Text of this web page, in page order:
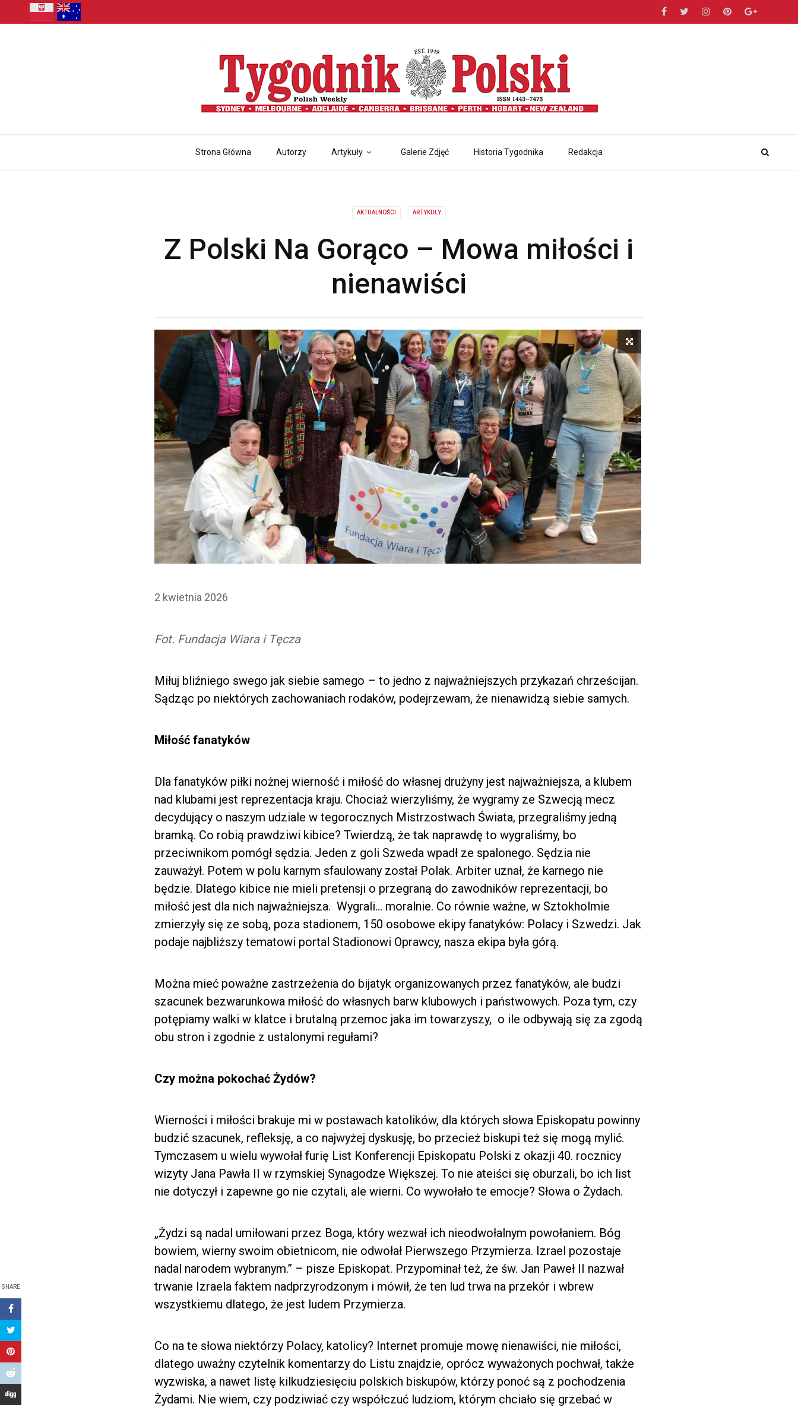
Strona Główna Autorzy Artykuły Galerie Zdjęć Historia Tygodnika Redakcja
AKTUALNOŚCI ARTYKUŁY
Z Polski Na Gorąco – Mowa miłości i
nienawiści
SHARE
2 kwietnia 2026
Fot. Fundacja Wiara i Tęcza
Miłuj bliźniego swego jak siebie samego – to jedno z najważniejszych przykazań chrześcijan.
Sądząc po niektórych zachowaniach rodaków, podejrzewam, że nienawidzą siebie samych.
Miłość fanatyków
Dla fanatyków piłki nożnej wierność i miłość do własnej drużyny jest najważniejsza, a klubem
nad klubami jest reprezentacja kraju. Chociaż wierzyliśmy, że wygramy ze Szwecją mecz
decydujący o naszym udziale w tegorocznych Mistrzostwach Świata, przegraliśmy jedną
bramką. Co robią prawdziwi kibice? Twierdzą, że tak naprawdę to wygraliśmy, bo
przeciwnikom pomógł sędzia. Jeden z goli Szweda wpadł ze spalonego. Sędzia nie
zauważył. Potem w polu karnym sfaulowany został Polak. Arbiter uznał, że karnego nie
będzie. Dlatego kibice nie mieli pretensji o przegraną do zawodników reprezentacji, bo
miłość jest dla nich najważniejsza. Wygrali… moralnie. Co równie ważne, w Sztokholmie
zmierzyły się ze sobą, poza stadionem, 150 osobowe ekipy fanatyków: Polacy i Szwedzi. Jak
podaje najbliższy tematowi portal Stadionowi Oprawcy, nasza ekipa była górą.
Można mieć poważne zastrzeżenia do bijatyk organizowanych przez fanatyków, ale budzi
szacunek bezwarunkowa miłość do własnych barw klubowych i państwowych. Poza tym, czy
potępiamy walki w klatce i brutalną przemoc jaka im towarzyszy, o ile odbywają się za zgodą
obu stron i zgodnie z ustalonymi regułami?
Czy można pokochać Żydów?
Wierności i miłości brakuje mi w postawach katolików, dla których słowa Episkopatu powinny
budzić szacunek, refleksję, a co najwyżej dyskusję, bo przecież biskupi też się mogą mylić.
Tymczasem u wielu wywołał furię List Konferencji Episkopatu Polski z okazji 40. rocznicy
wizyty Jana Pawła II w rzymskiej Synagodze Większej. To nie ateiści się oburzali, bo ich list
nie dotyczył i zapewne go nie czytali, ale wierni. Co wywołało te emocje? Słowa o Żydach.
„Żydzi są nadal umiłowani przez Boga, który wezwał ich nieodwołalnym powołaniem. Bóg
bowiem, wierny swoim obietnicom, nie odwołał Pierwszego Przymierza. Izrael pozostaje
nadal narodem wybranym.” – pisze Episkopat. Przypominał też, że św. Jan Paweł II nazwał
trwanie Izraela faktem nadprzyrodzonym i mówił, że ten lud trwa na przekór i wbrew
wszystkiemu dlatego, że jest ludem Przymierza.
Co na te słowa niektórzy Polacy, katolicy? Internet promuje mowę nienawiści, nie miłości,
dlatego uważny czytelnik komentarzy do Listu znajdzie, oprócz wyważonych pochwał, także
wyzwiska, a nawet listę kilkudziesięciu polskich biskupów, którzy ponoć są z pochodzenia
Żydami. Nie wiem, czy podziwiać czy współczuć ludziom, którym chciało się grzebać w